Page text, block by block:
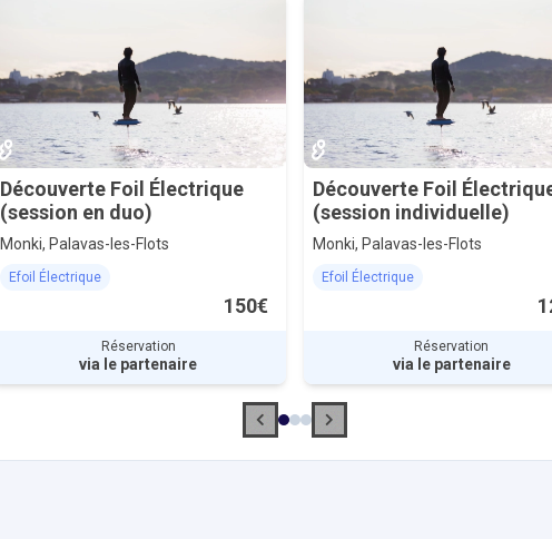
Découverte Foil Électrique
(session en duo)
Monki, Palavas-les-Flots
Efoil Électrique
150€
Réservation
via le partenaire
Découverte Foil
(session individuelle)
Monki, Palavas-les-Flots
Efoil Électrique
Réservation
via le partenaire